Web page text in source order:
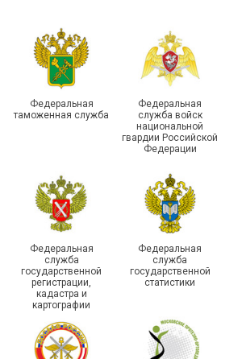
и сила
организаций ГУФСИН
России по Пермскому
краю приняли участие в
туристическом слете
в
(Якутия)
Храбрым детям – добрые
подарки
Федеральная
таможенная служба
Федеральная
служба войск
национальной
гвардии Российской
Федерации
Федеральная
служба
государственной
регистрации,
кадастра и
картографии
Федеральная
служба
государственной
статистики